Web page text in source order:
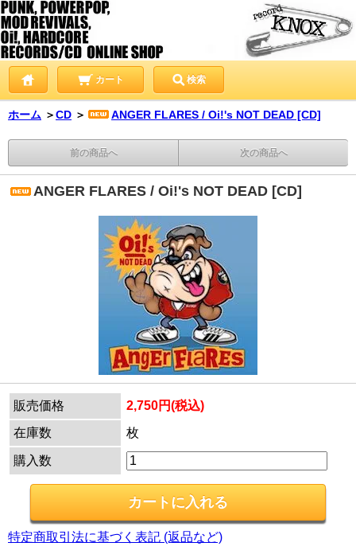
カート 検索
ホーム ＞CD ＞ ANGER FLARES / Oi!'s NOT DEAD [CD]
前の商品へ 次の商品へ
ANGER FLARES / Oi!'s NOT DEAD [CD]
販売価格
2,750円(税込)
在庫数
枚
購入数
特定商取引法に基づく表記 (返品など)